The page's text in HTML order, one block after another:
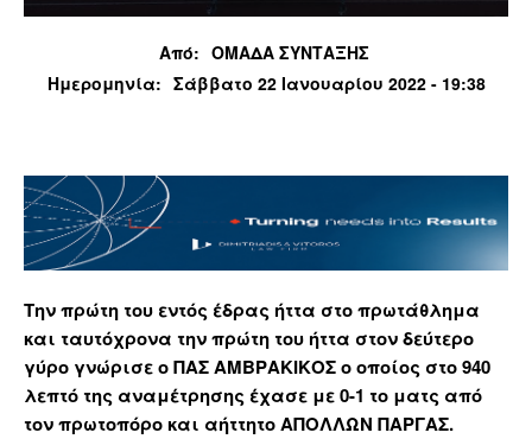
Από: ΟΜΑΔΑ ΣΥΝΤΑΞΗΣ
Ημερομηνία: Σάββατο 22 Ιανουαρίου 2022 - 19:38
Την πρώτη του εντός έδρας ήττα στο πρωτάθλημα
και ταυτόχρονα την πρώτη του ήττα στον δεύτερο
γύρο γνώρισε ο ΠΑΣ ΑΜΒΡΑΚΙΚΟΣ ο οποίος στο 940
λεπτό της αναμέτρησης έχασε με 0-1 το ματς από
τον πρωτοπόρο και αήττητο ΑΠΟΛΛΩΝ ΠΑΡΓΑΣ.